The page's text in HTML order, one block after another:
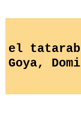
el
Goya,